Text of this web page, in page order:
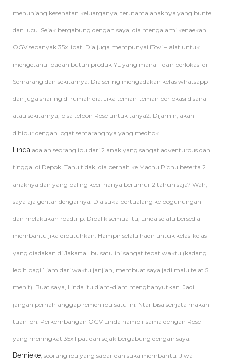
menunjang kesehatan keluarganya, terutama anaknya yang buntel
dan lucu. Sejak bergabung dengan saya, dia mengalami kenaekan
OGV sebanyak 35x lipat. Dia juga mempunyai iTovi – alat untuk
mengetahui badan butuh produk YL yang mana – dan berlokasi di
Semarang dan sekitarnya. Dia sering mengadakan kelas whatsapp
dan juga sharing di rumah dia. Jika teman-teman berlokasi disana
atau sekitarnya, bisa telpon Rose untuk tanya2. Dijamin, akan
dihibur dengan logat semarangnya yang medhok.
Linda adalah seorang ibu dari 2 anak yang sangat adventurous dan
tinggal di Depok. Tahu tidak, dia pernah ke Machu Pichu beserta 2
anaknya dan yang paling kecil hanya berumur 2 tahun saja? Wah,
saya aja gentar dengarnya. Dia suka bertualang ke pegunungan
dan melakukan roadtrip. Dibalik semua itu, Linda selalu bersedia
membantu jika dibutuhkan. Hampir selalu hadir untuk kelas-kelas
yang diadakan di Jakarta. Ibu satu ini sangat tepat waktu (kadang
lebih pagi 1 jam dari waktu janjian, membuat saya jadi malu telat 5
menit). Buat saya, Linda itu diam-diam menghanyutkan. Jadi
jangan pernah anggap remeh ibu satu ini. Ntar bisa senjata makan
tuan loh. Perkembangan OGV Linda hampir sama dengan Rose
yang meningkat 35x lipat dari sejak bergabung dengan saya.
Bernieke, seorang ibu yang sabar dan suka membantu. Jiwa